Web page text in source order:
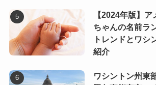
【2024年版】
ちゃんの名前ラ
トレンドとワシ
紹介
ワシントン州東